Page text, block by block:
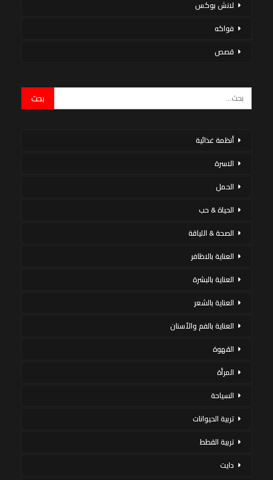
لانش بوكس
فواكه
قصص
أنظمة غذائية
الاسرة
الحمل
الحياة & حب
الصحة & اللياقة
العناية بالاظافر
العناية بالبشرة
العناية بالشعر
العناية بالفم والأسنان
القهوة
المرأة
السياحة
تربية الحيوانات
تربية القطط
دايت